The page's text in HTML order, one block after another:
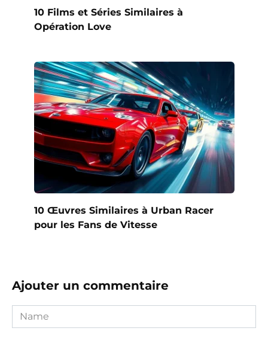
10 Films et Séries Similaires à
Opération Love
10 Œuvres Similaires à Urban Racer
pour les Fans de Vitesse
Ajouter un commentaire
Name